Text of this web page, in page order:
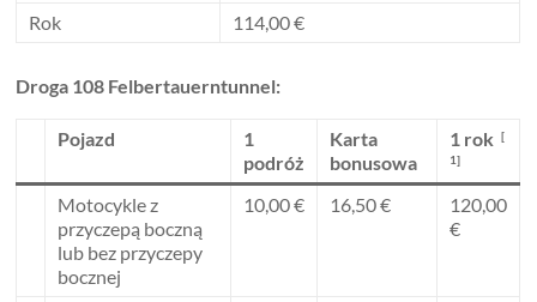
Rok
114,00 €
Droga 108 Felbertauerntunnel:
Pojazd
1
podróż
Karta
bonusowa
1 rok[
1]
Motocykle z
przyczepą boczną
lub bez przyczepy
bocznej
10,00 € 16,50 €
120,00
€